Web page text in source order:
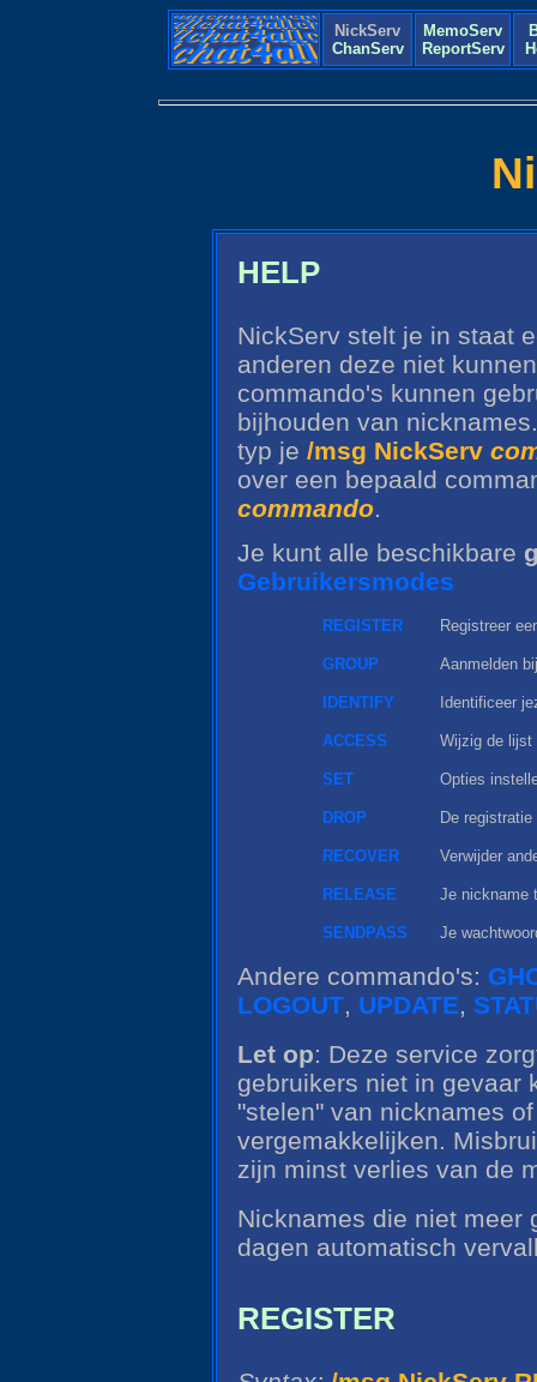
NickServ
ChanServ
MemoServ
ReportServ
HELP
NickServ stelt je in staat
anderen deze niet
commando's kunnen
bijhouden van
typ je /msg NickServ
over een bepaald
commando.
Je kunt alle beschikbare
Gebruikersmodes
REGISTER Registreer
GROUP Aanmelden
IDENTIFY Identificeer
ACCESS Wijzig de lijst
SET Opties
DROP De
RECOVER Verwijder
RELEASE Je nickname
SENDPASS Je
Andere commando's:
LOGOUT, UPDATE,
Let op: Deze service
gebruikers niet in gevaar
"stelen" van nicknames
vergemakkelijken.
zijn minst verlies van de
Nicknames die niet meer
dagen automatisch
REGISTER